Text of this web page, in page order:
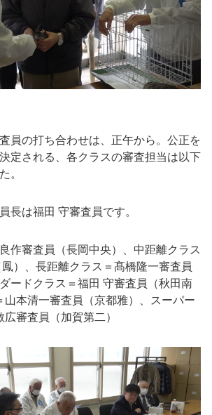
員の打ち合わせは、正午から。公正を
定される、各クラスの審査担当は以下
。
長は福田 守審査員です。
作審査員（長岡中央）、中距離クラス
）、長距離クラス＝髙橋隆一審査員
ードクラス＝福田 守審査員（秋田南
山本清一審査員（京都雅）、スーパー
審査員（加賀第二）